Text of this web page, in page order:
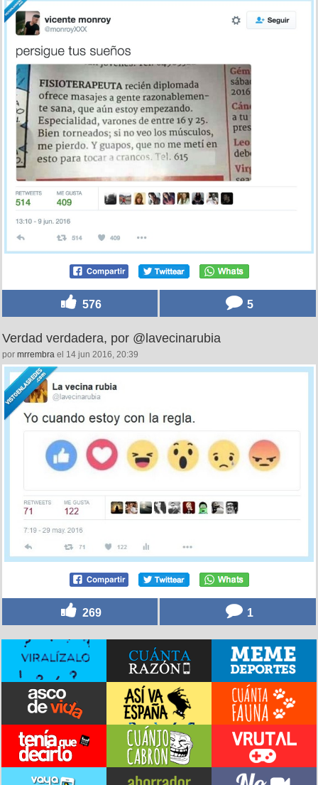
576 5
Verdad verdadera, por @lavecinarubia
por mrrembra el 14 jun 2016, 20:39
269 1